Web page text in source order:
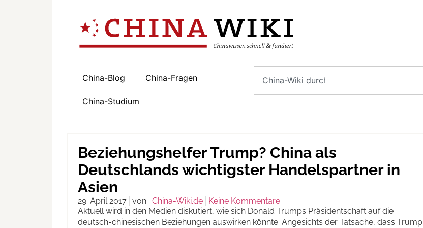
China-Blog China-Fragen
China-Studium
Beziehungshelfer Trump? China als
Deutschlands wichtigster Handelspartner in
Asien
29. April 2017 von China-Wiki.de
Keine Kommentare
Aktuell wird in den Medien diskutiert, wie sich Donald Trumps Präsidentschaft auf die
deutsch-chinesischen Beziehungen auswirken könnte. Angesichts der Tatsache, dass Trump